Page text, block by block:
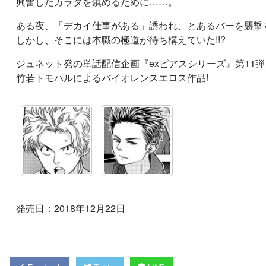
ある夜、「デカイ仕事がある」誘われ、とあるバーを襲撃
しかし、そこには本職の極道が待ち構えていた!!?
ジュネット発の単話配信企画『exピアスシリーズ』第11弾
竹若トモハルによるバイオレンスエロス作品!
発売日：2018年12月22日